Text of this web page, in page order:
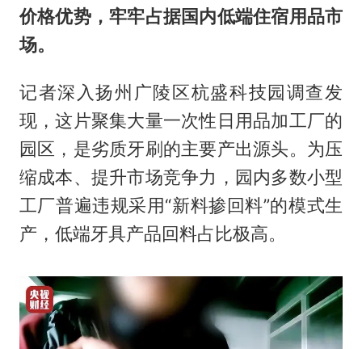
价格优势，牢牢占据国内低端住宿用品市
场。
记者深入扬州广陵区杭盛科技园调查发
现，这片聚集大量一次性日用品加工厂的
园区，是劣质牙刷的主要产出源头。为压
缩成本、提升市场竞争力，园内多数小型
工厂普遍违规采用“新料掺回料”的模式生
产，低端牙具产品回料占比极高。